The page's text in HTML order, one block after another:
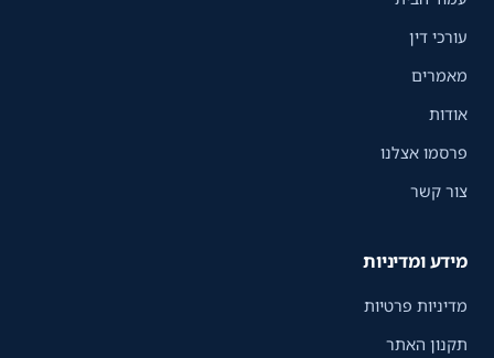
עורכי דין
מאמרים
אודות
פרסמו אצלנו
צור קשר
מידע ומדיניות
מדיניות פרטיות
תקנון האתר